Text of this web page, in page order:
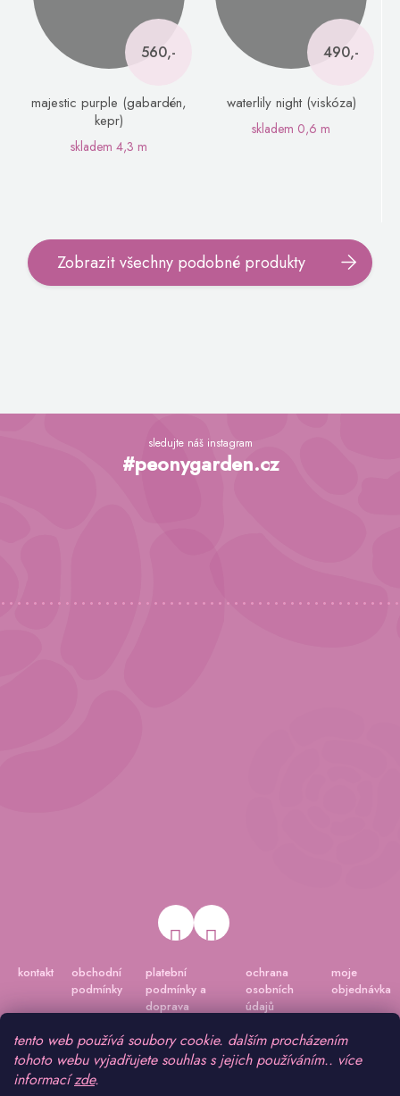
tento web používá soubory cookie. dalším procházením
tohoto webu vyjadřujete souhlas s jejich používáním.. více
informacízde.
560,-
majestic purple (gabardén,
kepr)
skladem 4,3 m
490,-
waterlily night (viskóza)
skladem 0,6 m
Zobrazit všechny podobné produkty
Z
sledujte náš instagram
#peonygarden.cz
kontakt
obchodní
podmínky
platební
podmínky a
doprava
ochrana
osobních
údajů
moje
objednávka